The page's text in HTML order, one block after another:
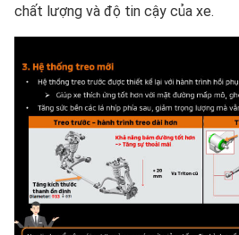
chất lượng và độ tin cậy của xe.